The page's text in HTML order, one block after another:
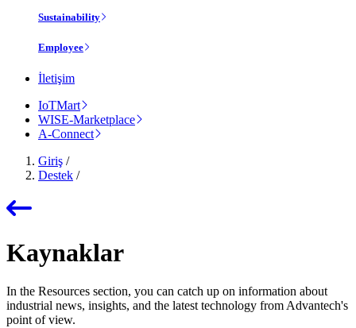
Sustainability
Employee
İletişim
IoTMart
WISE-Marketplace
A-Connect
Giriş /
Destek /
Kaynaklar
In the Resources section, you can catch up on information about
industrial news, insights, and the latest technology from Advantech's
point of view.